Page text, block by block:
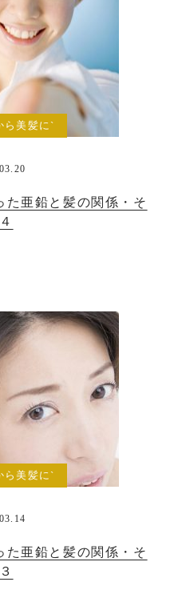
ら美髪に`
た亜鉛と髪の関係・そ
ら美髪に`
た亜鉛と髪の関係・そ